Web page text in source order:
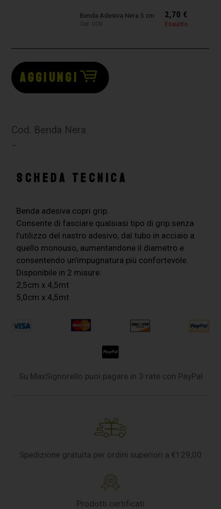
Benda Adesiva Nera 5 cm
Cod. CCN
2,70 €
Esaurito
AGGIUNGI
Cod. Benda Nera
–
SCHEDA TECNICA
Benda adesiva copri grip.
Consente di fasciare qualsiasi tipo di grip senza
l’utilizzo del nastro adesivo, dal tubo in acciaio a
quello monouso, aumentandone il diametro e
consentendo un’impugnatura più confortevole.
Disponibile in 2 misure:
2,5cm x 4,5mt
5,0cm x 4,5mt
Su MaxSignorello puoi pagare in 3 rate con PayPal
Spedizione gratuita per ordini superiori a €129,00
Prodotti certificati